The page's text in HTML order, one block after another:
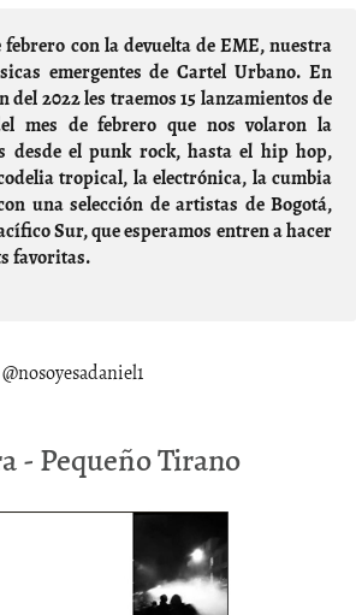
emergentes de Cartel Urbano. En
2022 les traemos 15 lanzamientos de
mes de febrero que nos volaron la
desde el punk rock, hasta el hip hop,
tropical, la electrónica, la cumbia
una selección de artistas de Bogotá,
Sur, que esperamos entren a hacer
favoritas.
- Pequeño Tirano